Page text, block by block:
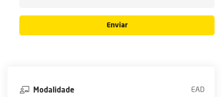
Enviar
Modalidade EAD